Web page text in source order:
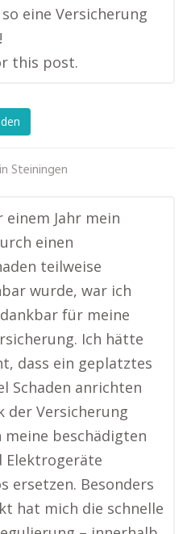
eine Versicherung
this post.
Steiningen
einem Jahr mein
einen
teilweise
wurde, war ich
für meine
Ich hätte
dass ein geplatztes
Schaden anrichten
der Versicherung
meine beschädigten
Elektrogeräte
ersetzen. Besonders
hat mich die schnelle